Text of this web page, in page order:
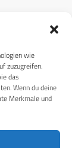
wie
zuzugreifen.
das
Wenn du deine
Merkmale und